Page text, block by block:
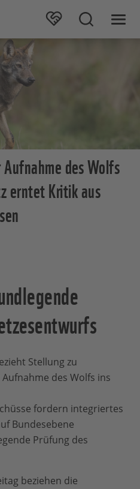
des Wolfs
erntet Kritik aus
Stellung zu
des Wolfs ins
fordern integriertes
Bundesebene
Prüfung des
beziehen die